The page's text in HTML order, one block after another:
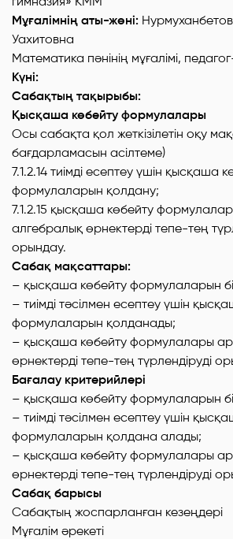
Мұғалімнің аты-жөні:
Уахитовна
Математика пәнінің мұғалімі,
Күні:
Сабақтың тақырыбы:
Қысқаша көбейту формулалары
Осы сабақта қол жеткізілетін оқу
бағдарламасын асілтеме)
7.1.2.14 тиімді есептеу үшін қысқаша
формулаларын қолдану;
7.1.2.15 қысқаша көбейту
алгебралық өрнектерді тепе-тең
орындау.
Сабақ мақсаттары:
– қысқаша көбейту формулаларын
– тиімді тәсілмен есептеу үшін
формулаларын қолданады;
– қысқаша көбейту формулалары
өрнектерді тепе-тең түрлендіруді
Бағалау критерийлері
– қысқаша көбейту формулаларын
– тиімді тәсілмен есептеу үшін
формулаларын қолдана алады;
– қысқаша көбейту формулалары
өрнектерді тепе-тең түрлендіруді
Сабақ барысы
Сабақтың жоспарланған кезеңдері
Мұғалім әрекеті